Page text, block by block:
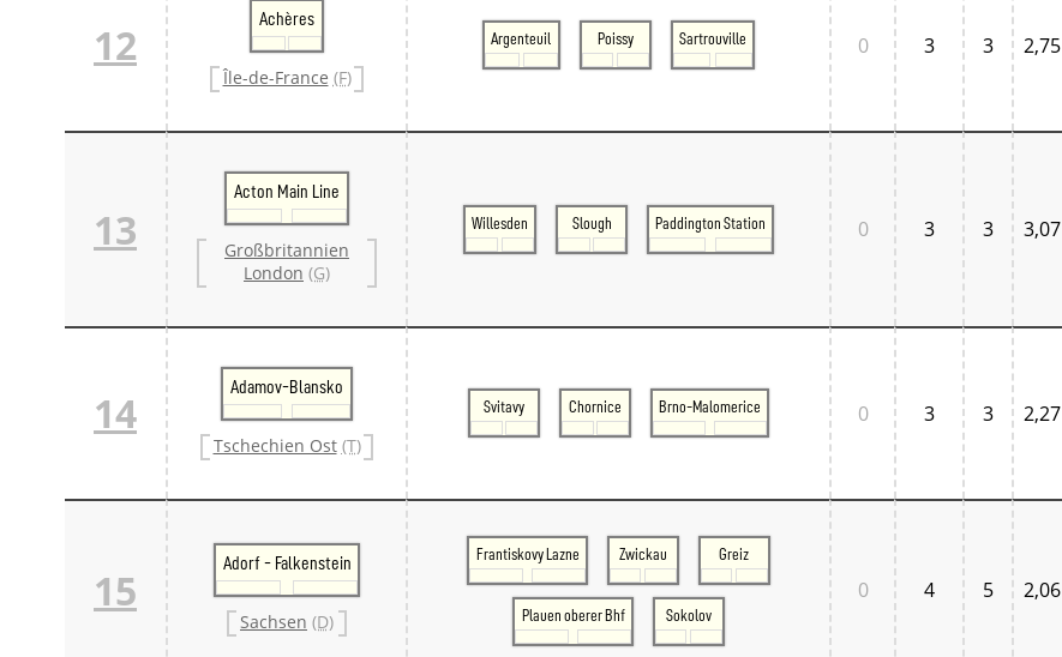
12
Achères
Île-de-France (F)
Argenteuil Poissy Sartrouville 0 3 3 2,75
13
Acton Main Line
Großbritannien
London (G)
Willesden Slough Paddington Station 0 3 3 3,07
14
Adamov-Blansko
Tschechien Ost (T)
Svitavy Chornice Brno-Malomerice 0 3 3 2,27
15
Adorf - Falkenstein
Sachsen (D)
Frantiskovy Lazne Zwickau Greiz
Plauen oberer Bhf Sokolov
0 4 5 2,06